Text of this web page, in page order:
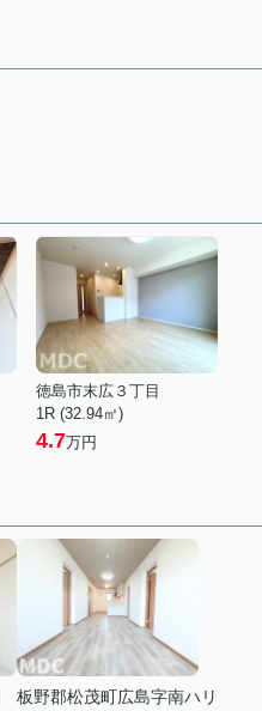
徳島市末広３丁目
1R (32.94㎡)
4.7万円
板野郡松茂町広島字南ハリ